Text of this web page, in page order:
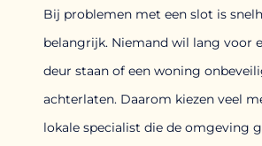
Bij problemen met een slot is
belangrijk. Niemand wil lang voor
deur staan of een woning
achterlaten. Daarom kiezen veel
lokale specialist die de omgeving